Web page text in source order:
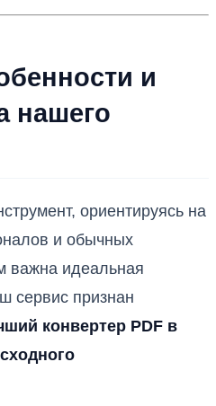
и
нашего
ориентируясь на
и обычных
важна идеальная
сервис признан
конвертер PDF в